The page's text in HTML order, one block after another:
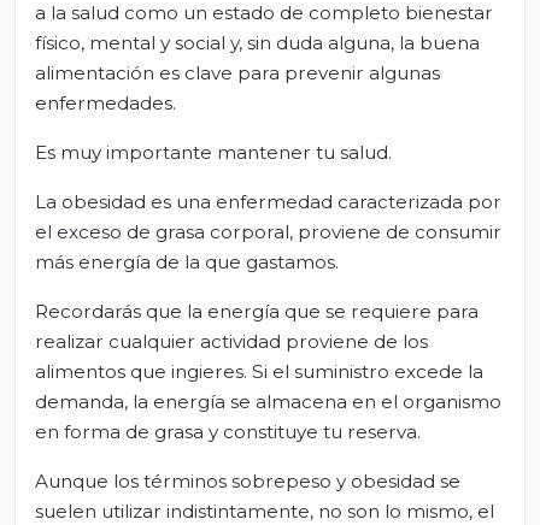
a la salud como un estado de completo bienestar
físico, mental y social y, sin duda alguna, la buena
alimentación es clave para prevenir algunas
enfermedades.
Es muy importante mantener tu salud.
La obesidad es una enfermedad caracterizada por
el exceso de grasa corporal, proviene de consumir
más energía de la que gastamos.
Recordarás que la energía que se requiere para
realizar cualquier actividad proviene de los
alimentos que ingieres. Si el suministro excede la
demanda, la energía se almacena en el organismo
en forma de grasa y constituye tu reserva.
Aunque los términos sobrepeso y obesidad se
suelen utilizar indistintamente, no son lo mismo, el